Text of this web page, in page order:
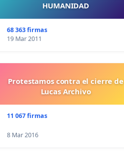
HUMANIDAD
68 363 firmas
19 Mar 2011
Protestamos contra el cierre de
Lucas Archivo
11 067 firmas
8 Mar 2016